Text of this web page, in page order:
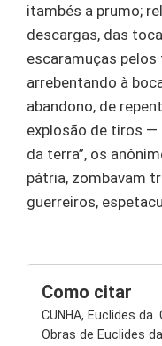
itambés a prumo;
descargas, das
escaramuças
arrebentando à
abandono, de
explosão de tiros —
da terra”, os
pátria, zombavam
guerreiros,
Como citar
CUNHA, Euclides da.
Obras de Euclides